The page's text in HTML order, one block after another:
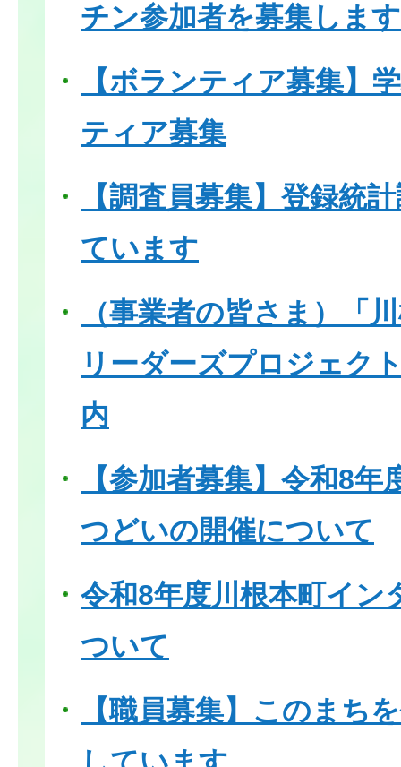
チン参加者を募集しま
【ボランティア募集】
ティア募集
【調査員募集】登録統
ています
（事業者の皆さま）「
リーダーズプロジェク
内
【参加者募集】令和8年
つどいの開催について
令和8年度川根本町イン
ついて
【職員募集】このまち